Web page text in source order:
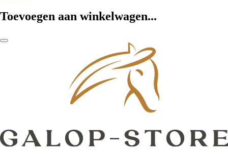
Toevoegen aan winkelwagen...